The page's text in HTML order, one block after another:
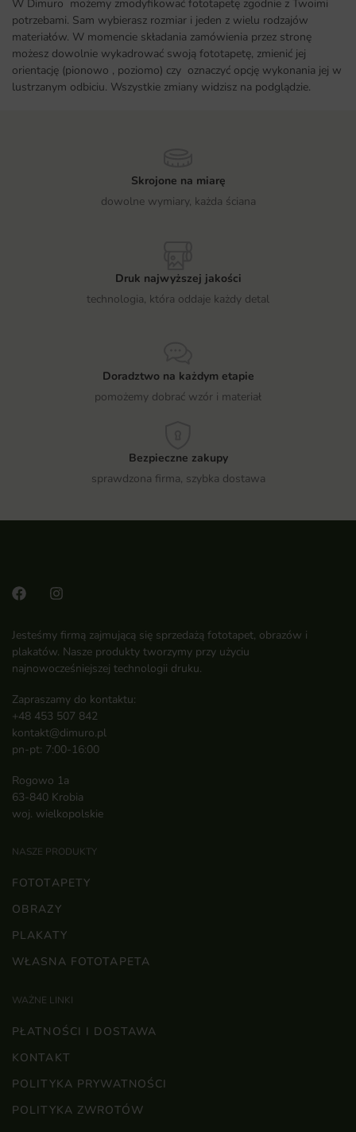
W Dimuro możemy zmodyfikować fototapetę zgodnie z Twoimi
potrzebami. Sam wybierasz rozmiar i jeden z wielu rodzajów
materiałów. W momencie składania zamówienia przez stronę
możesz dowolnie wykadrować swoją fototapetę, zmienić jej
orientację (pionowo , poziomo) czy oznaczyć opcję wykonania jej w
lustrzanym odbiciu. Wszystkie zmiany widzisz na podglądzie.
Skrojone na miarę
dowolne wymiary, każda ściana
Druk najwyższej jakości
technologia, która oddaje każdy detal
Doradztwo na każdym etapie
pomożemy dobrać wzór i materiał
Bezpieczne zakupy
sprawdzona firma, szybka dostawa
Jesteśmy firmą zajmującą się sprzedażą fototapet, obrazów i
plakatów. Nasze produkty tworzymy przy użyciu
najnowocześniejszej technologii druku.
Zapraszamy do kontaktu:
+48 453 507 842
kontakt@dimuro.pl
pn-pt: 7:00-16:00
Rogowo 1a
63-840 Krobia
woj. wielkopolskie
NASZE PRODUKTY
FOTOTAPETY
OBRAZY
PLAKATY
WŁASNA FOTOTAPETA
WAŻNE LINKI
PŁATNOŚCI I DOSTAWA
KONTAKT
POLITYKA PRYWATNOŚCI
POLITYKA ZWROTÓW
×